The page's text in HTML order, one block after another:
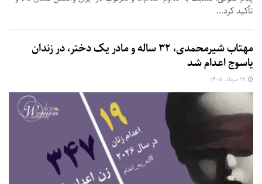
تأکید کرد...
مهتاب شیرمحمدی، ۳۲ ساله و مادر یک دختر، در زندان
یاسوج اعدام شد